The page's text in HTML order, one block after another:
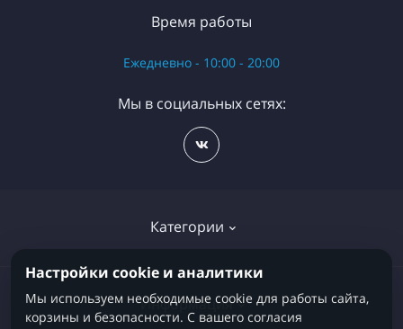
Категории
Детские кровати
Информация
Время работы
Ежедневно - 10:00 - 20:00
Мы в социальных сетях:
Настройки cookie и аналитики
Мы используем необходимые cookie для работы сайта,
корзины и безопасности. С вашего согласия